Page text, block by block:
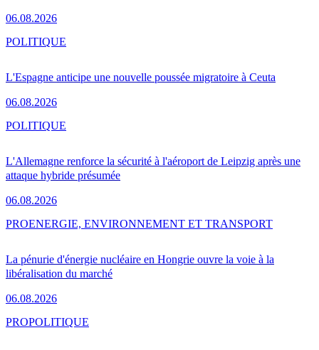
06.08.2026
L'Espagne anticipe une nouvelle poussée migratoire à Ceuta
06.08.2026
POLITIQUE
L'Allemagne renforce la sécurité à l'aéroport de Leipzig après une
attaque hybride présumée
06.08.2026
POLITIQUE
La pénurie d'énergie nucléaire en Hongrie ouvre la voie à la
libéralisation du marché
06.08.2026
PROENERGIE, ENVIRONNEMENT ET TRANSPORT
PROPOLITIQUE